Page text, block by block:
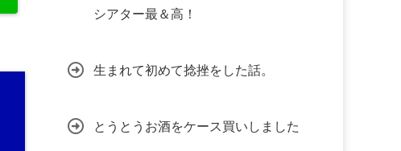
シアター最＆高！
生まれて初めて捻挫をした話。
とうとうお酒をケース買いしました